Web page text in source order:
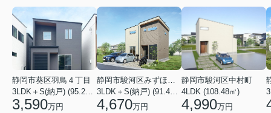
静岡市葵区羽鳥４丁目
3,590万円 4,670万円
静岡市駿河区中村町
4LDK (108.48㎡)
4,990万円